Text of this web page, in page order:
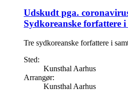
Udskudt pga.
Sydkoreanske forfattere
Tre sydkoreanske forfattere i
Sted:
Kunsthal Aarhus
Arrangør:
Kunsthal Aarhus